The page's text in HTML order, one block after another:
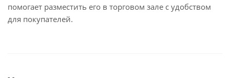
помогает разместить его в торговом зале с удобством
для покупателей.